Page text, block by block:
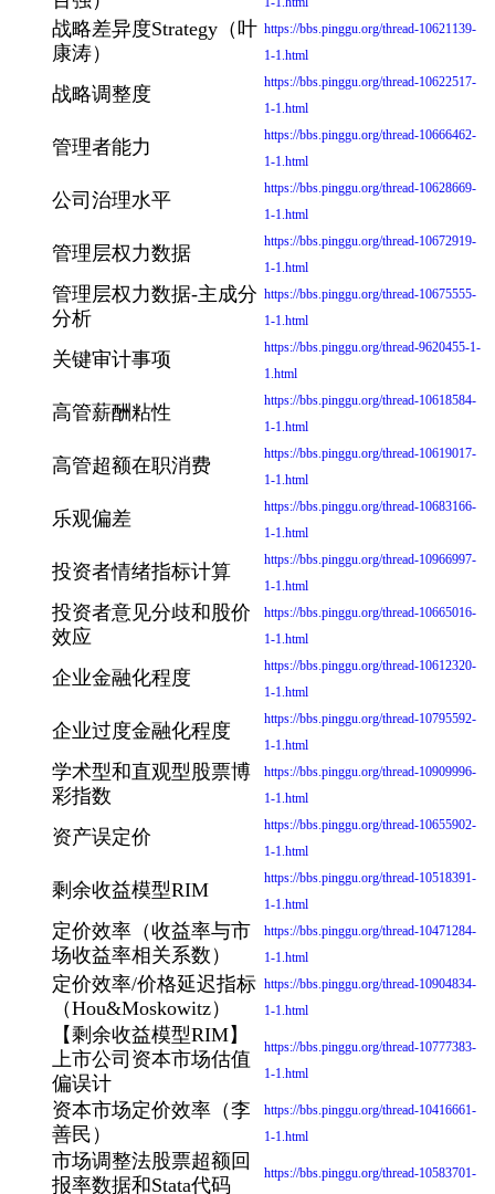
战略差异度Strategy（叶
康涛）
https://bbs.pinggu.org/thread-10621139-
1-1.html
战略调整度
https://bbs.pinggu.org/thread-10622517-
1-1.html
管理者能力
https://bbs.pinggu.org/thread-10666462-
1-1.html
公司治理水平
https://bbs.pinggu.org/thread-10628669-
1-1.html
管理层权力数据
https://bbs.pinggu.org/thread-10672919-
1-1.html
管理层权力数据-主成分
分析
https://bbs.pinggu.org/thread-10675555-
1-1.html
关键审计事项
https://bbs.pinggu.org/thread-9620455-1-
1.html
高管薪酬粘性
https://bbs.pinggu.org/thread-10618584-
1-1.html
高管超额在职消费
https://bbs.pinggu.org/thread-10619017-
1-1.html
乐观偏差
https://bbs.pinggu.org/thread-10683166-
1-1.html
投资者情绪指标计算
https://bbs.pinggu.org/thread-10966997-
1-1.html
投资者意见分歧和股价
效应
https://bbs.pinggu.org/thread-10665016-
1-1.html
企业金融化程度
https://bbs.pinggu.org/thread-10612320-
1-1.html
企业过度金融化程度
https://bbs.pinggu.org/thread-10795592-
1-1.html
学术型和直观型股票博
彩指数
https://bbs.pinggu.org/thread-10909996-
1-1.html
资产误定价
https://bbs.pinggu.org/thread-10655902-
1-1.html
剩余收益模型RIM
https://bbs.pinggu.org/thread-10518391-
1-1.html
定价效率（收益率与市
场收益率相关系数）
https://bbs.pinggu.org/thread-10471284-
1-1.html
定价效率/价格延迟指标
（Hou&Moskowitz）
https://bbs.pinggu.org/thread-10904834-
1-1.html
【剩余收益模型RIM】
上市公司资本市场估值
偏误计
https://bbs.pinggu.org/thread-10777383-
1-1.html
资本市场定价效率（李
善民）
https://bbs.pinggu.org/thread-10416661-
1-1.html
市场调整法股票超额回
报率数据和Stata代码
https://bbs.pinggu.org/thread-10583701-